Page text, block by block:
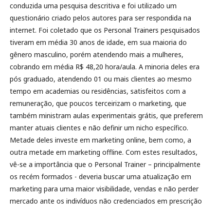
conduzida uma pesquisa descritiva e foi utilizado um
questionário criado pelos autores para ser respondida na
internet. Foi coletado que os Personal Trainers pesquisados
tiveram em média 30 anos de idade, em sua maioria do
gênero masculino, porém atendendo mais a mulheres,
cobrando em média R$ 48,20 hora/aula. A minoria deles era
pós graduado, atendendo 01 ou mais clientes ao mesmo
tempo em academias ou residências, satisfeitos com a
remuneração, que poucos terceirizam o marketing, que
também ministram aulas experimentais grátis, que preferem
manter atuais clientes e não definir um nicho específico.
Metade deles investe em marketing online, bem como, a
outra metade em marketing offline. Com estes resultados,
vê-se a importância que o Personal Trainer – principalmente
os recém formados - deveria buscar uma atualização em
marketing para uma maior visibilidade, vendas e não perder
mercado ante os indivíduos não credenciados em prescrição